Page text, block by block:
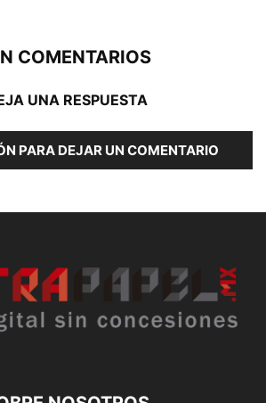
COMENTARIOS
UNA RESPUESTA
PARA DEJAR UN COMENTARIO